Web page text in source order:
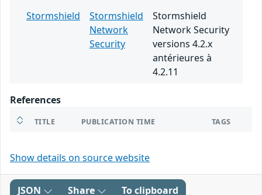
Stormshield
Stormshield
Network
Security
Stormshield
Network Security
versions 4.2.x
antérieures à
4.2.11
References
TITLE PUBLICATION TIME TAGS
Show details on source website
JSON Share To clipboard